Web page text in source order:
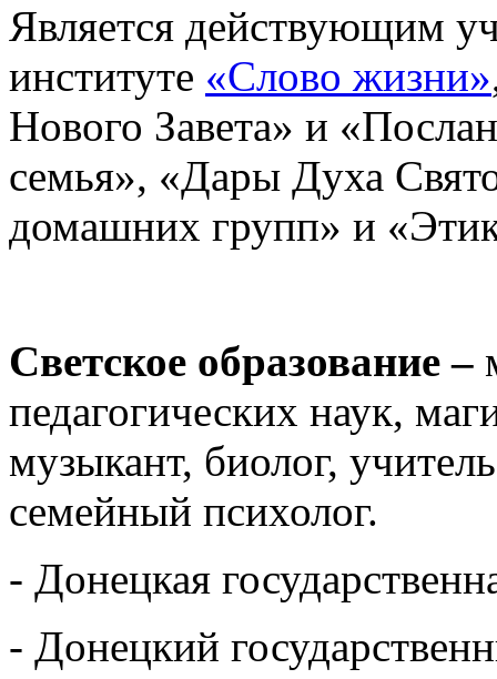
Является действующим
институте «Слово жизни»
Нового Завета» и
семья», «Дары Духа
домашних групп» и
Светское образование –
педагогических наук,
музыкант, биолог,
семейный психолог.
- Донецкая
- Донецкий